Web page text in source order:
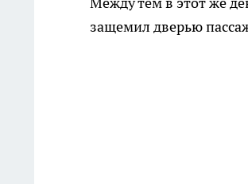
защемил дверью